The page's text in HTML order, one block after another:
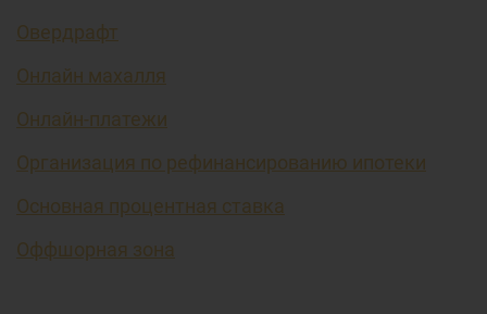
Овердрафт
Онлайн махалля
Онлайн-платежи
Организация по рефинансированию ипотеки
Основная процентная ставка
Оффшорная зона